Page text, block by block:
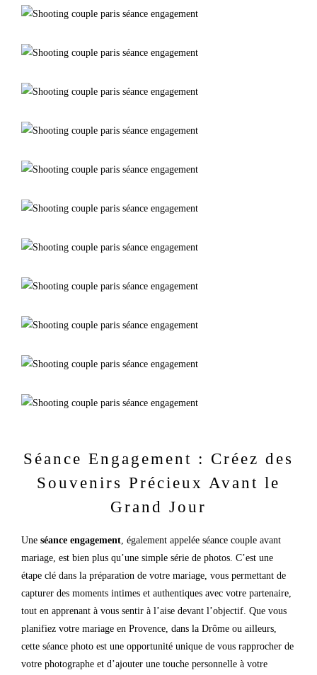
Séance Engagement : Créez des
Souvenirs Précieux Avant le
Grand Jour
Une séance engagement , également appelée séance couple avant
mariage, est bien plus qu’une simple série de photos. C’est une
étape clé dans la préparation de votre mariage, vous permettant de
capturer des moments intimes et authentiques avec votre partenaire,
tout en apprenant à vous sentir à l’aise devant l’objectif. Que vous
planifiez votre mariage en Provence, dans la Drôme ou ailleurs,
cette séance photo est une opportunité unique de vous rapprocher de
votre photographe et d’ajouter une touche personnelle à votre